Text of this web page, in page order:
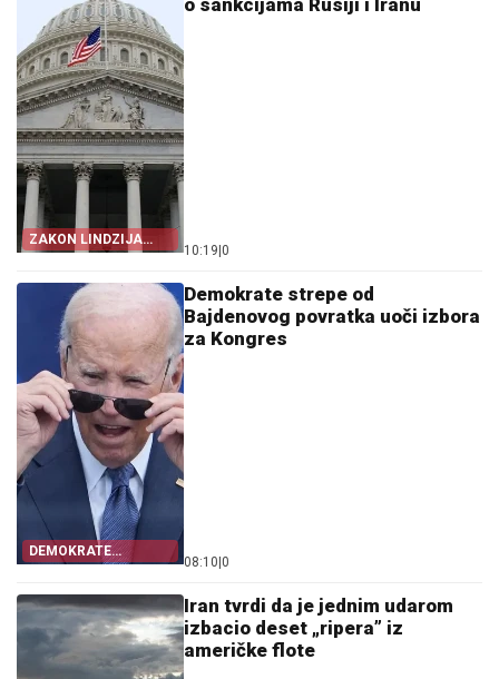
ZAKON LINDZIJA
GREJEMA
10:19|0
DEMOKRATE
STRAHUJU
Demokrate strepe od
Bajdenovog povratka uoči izbora
za Kongres
08:10|0
Iran tvrdi da je jednim udarom
izbacio deset „ripera” iz
američke flote